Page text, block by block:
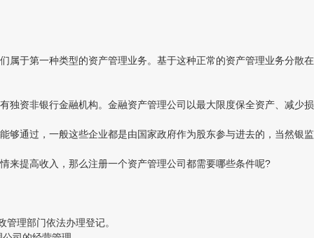
于第一种类型的资产管理业务。基于这种正常的资产管理业务分散在
资非银行金融机构。金融资产管理公司以最大限度保全资产、减少损
通过，一般这些企业都是由国家政府作为股东参与进去的，当然银监
提高收入，那么注册一个资产管理公司都需要哪些条件呢?
理部门依法办理登记。